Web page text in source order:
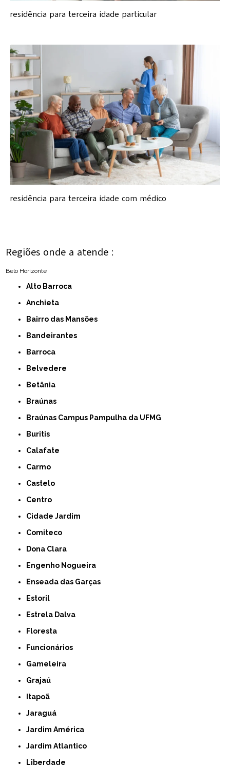
residência para terceira idade particular
residência para terceira idade com médico
Regiões onde a atende :
Belo Horizonte
Alto Barroca
Anchieta
Bairro das Mansões
Bandeirantes
Barroca
Belvedere
Betânia
Braúnas
Braúnas Campus Pampulha da UFMG
Buritis
Calafate
Carmo
Castelo
Centro
Cidade Jardim
Comiteco
Dona Clara
Engenho Nogueira
Enseada das Garças
Estoril
Estrela Dalva
Floresta
Funcionários
Gameleira
Grajaú
Itapoã
Jaraguá
Jardim América
Jardim Atlantico
Liberdade